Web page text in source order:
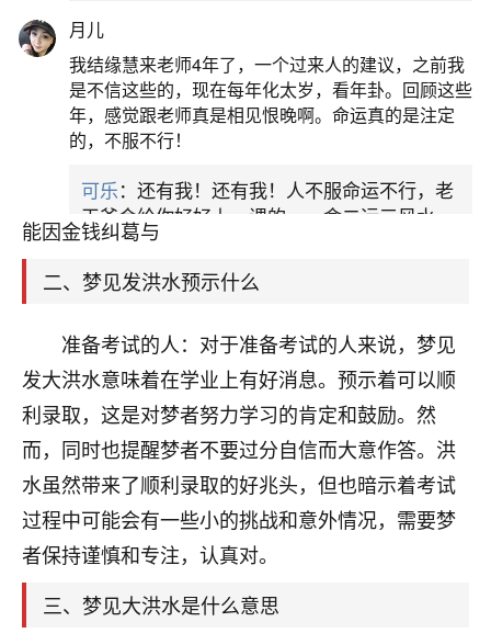
提升，但具体含义还需结合个人身份和梦境细节来
看：普遍意义：财运旺盛：梦到发大水，水很凶
猛，预示着做梦者的财运非常旺盛，特别是从事金
融、理财等相关行业的人，可能预示着事业发展可
以得到他人的扶持，求财容易，贵人运多。不同身
份的梦者：中年女子：预示着事业有不利的事，可
能因金钱纠葛与
二、梦见发洪水预示什么
准备考试的人：对于准备考试的人来说，梦见
发大洪水意味着在学业上有好消息。预示着可以顺
利录取，这是对梦者努力学习的肯定和鼓励。然
而，同时也提醒梦者不要过分自信而大意作答。洪
水虽然带来了顺利录取的好兆头，但也暗示着考试
过程中可能会有一些小的挑战和意外情况，需要梦
者保持谨慎和专注，认真对。
三、梦见大洪水是什么意思
月儿
我结缘慧来老师4年了，一个过来人的建议，之前我
是不信这些的，现在每年化太岁，看年卦。回顾这些
年，感觉跟老师真是相见恨晚啊。命运真的是注定
的，不服不行！
可乐：还有我！还有我！人不服命运不行，老
天爷会给你好好上一课的。一命二运三风水，
哪样不服都不行！
平安是福：我也是每年找老师化太岁，看年
卦，认识老师3年了，都是缘分啊！
17分钟前 来自湖北 19
心若莲花
我是做餐饮的，这两年，生意屡屡受挫，店开一家关
一家，要么生意不好，生意好的就出事。前些年攒的
家底快败光了，真是倒霉！我也想找人看看到底怎么
回事？
鹿森：你可以找老师看看，人有时不服命不行
太阳当空赵：我也做餐饮的，生意不算大，但